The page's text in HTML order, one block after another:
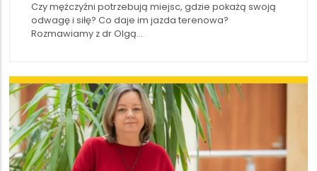
Czy mężczyźni potrzebują miejsc, gdzie pokażą swoją
odwagę i siłę? Co daje im jazda terenowa?
Rozmawiamy z dr Olgą…